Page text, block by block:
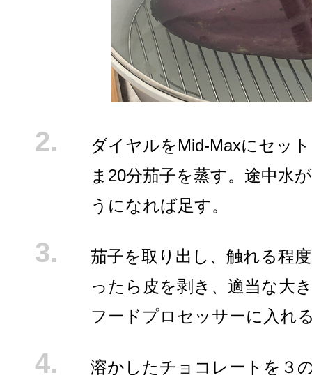
ダイヤルをMid-Maxにセッ
ま20分茄子を蒸す。途中水
うになれば足す。
茄子を取り出し、触れる程
ったら皮を剥き、適当な大
フードプロセッサーに入れ
溶かしたチョコレートを３